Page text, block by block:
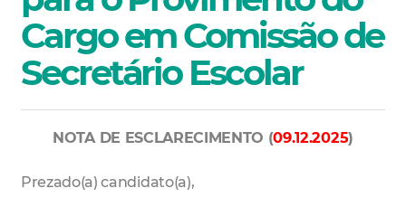
Cargo em Comissão de
Secretário Escolar
NOTA DE ESCLARECIMENTO (09.12.2025)
Prezado(a) candidato(a),